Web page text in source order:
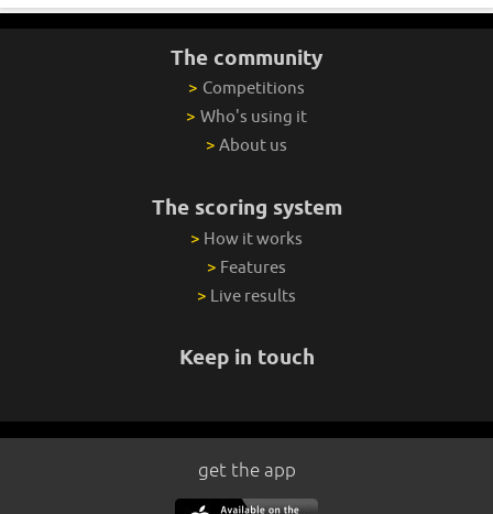
The community
> Competitions
> Who's using it
> About us
The scoring system
> How it works
> Features
> Live results
Keep in touch
get the app